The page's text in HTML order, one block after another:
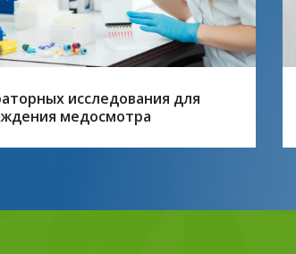
исследования для
медосмотра